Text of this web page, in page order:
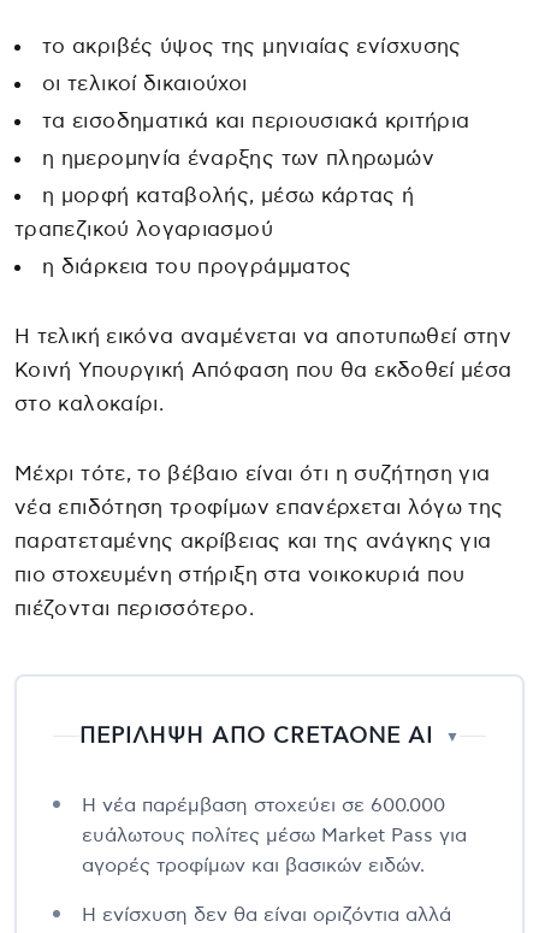
το ακριβές ύψος της μηνιαίας ενίσχυσης
οι τελικοί δικαιούχοι
τα εισοδηματικά και περιουσιακά κριτήρια
η ημερομηνία έναρξης των πληρωμών
η μορφή καταβολής, μέσω κάρτας ή
τραπεζικού λογαριασμού
η διάρκεια του προγράμματος
Η τελική εικόνα αναμένεται να αποτυπωθεί στην
Κοινή Υπουργική Απόφαση που θα εκδοθεί μέσα
στο καλοκαίρι.
Μέχρι τότε, το βέβαιο είναι ότι η συζήτηση για
νέα επιδότηση τροφίμων επανέρχεται λόγω της
παρατεταμένης ακρίβειας και της ανάγκης για
πιο στοχευμένη στήριξη στα νοικοκυριά που
πιέζονται περισσότερο.
ΠΕΡΙΛΗΨΗ ΑΠΟ CRETAONE AI ▼
Η νέα παρέμβαση στοχεύει σε 600.000
ευάλωτους πολίτες μέσω Market Pass για
αγορές τροφίμων και βασικών ειδών.
Η ενίσχυση δεν θα είναι οριζόντια αλλά